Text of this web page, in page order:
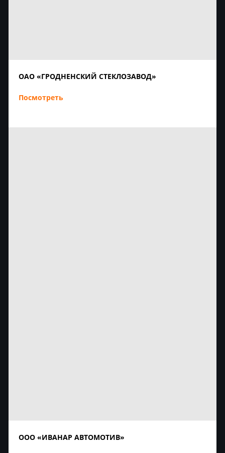
ОАО «ГРОДНЕНСКИЙ СТЕКЛОЗАВОД»
Посмотреть
ООО «ИВАНАР АВТОМОТИВ»